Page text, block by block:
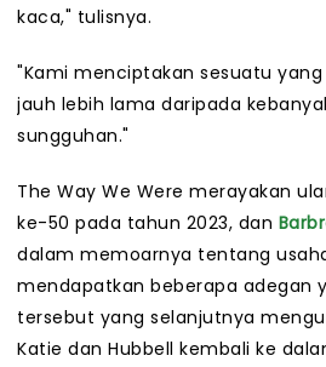
kaca," tulisnya.
"Kami menciptakan sesuatu
jauh lebih lama daripada
sungguhan."
The Way We Were merayakan
ke-50 pada tahun 2023, dan
dalam memoarnya tentang
mendapatkan beberapa adegan
tersebut yang selanjutnya
Katie dan Hubbell kembali ke